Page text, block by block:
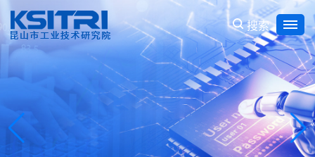
搜索
争当表率、